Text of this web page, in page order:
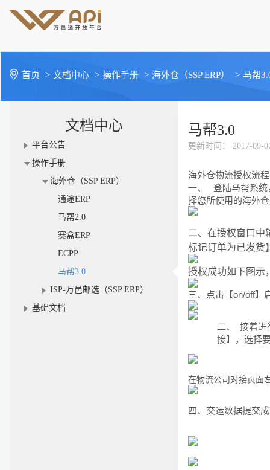
首页 > 文档中心 > 操作手册 > 海外仓（SSP ERP） > 马帮
文档中心
平台公告
操作手册
海外仓（SSP ERP）
通途ERP
马帮2.0
赛盒ERP
ECPP
马帮3.0
ISP-万邑邮选（SSP ERP）
基础文档
马帮3.0
更新时间 ： 2017-09-
海外仓物流授权流
一、
登陆马帮系统
择您所使用的海外
二、在授权窗口中
标记订单为已发货
授权成功如下图示
三、点击【on/off】
二、
接着进
接】，选择
在物流公司对接页面
四、 交运数据提交